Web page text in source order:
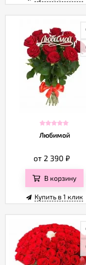
Любимой
от 2 390 ₽
В корзину
Купить в 1 клик